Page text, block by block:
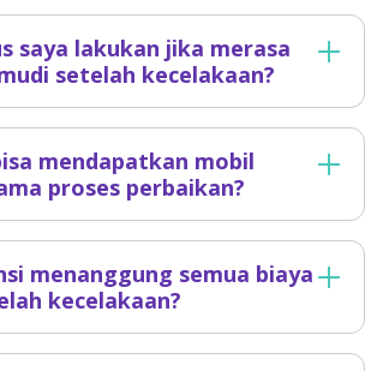
saya lakukan jika merasa
setelah kecelakaan?
mendapatkan mobil
proses perbaikan?
menanggung semua biaya
kecelakaan?